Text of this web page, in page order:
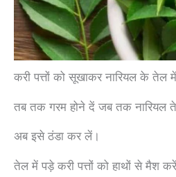
करी पत्तों को सूखाकर नारियल के तेल
तब तक गरम होने दें जब तक नारियल
अब इसे ठंडा कर लें।
तेल में पड़े करी पत्तों को हाथों से मैश